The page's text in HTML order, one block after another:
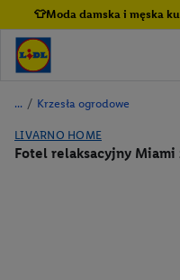
👕Moda damska i męska
/ Krzesła ogrodowe
LIVARNO HOME
Fotel relaksacyjny